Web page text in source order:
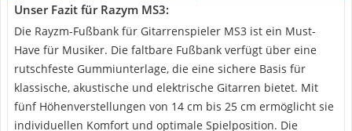
Unser Fazit für Razym MS3:
Die Rayzm-Fußbank für Gitarrenspieler MS3 ist ein Must-
Have für Musiker. Die faltbare Fußbank verfügt über eine
rutschfeste Gummiunterlage, die eine sichere Basis für
klassische, akustische und elektrische Gitarren bietet. Mit
fünf Höhenverstellungen von 14 cm bis 25 cm ermöglicht sie
individuellen Komfort und optimale Spielposition. Die